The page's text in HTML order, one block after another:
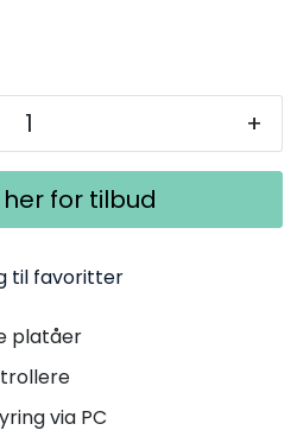
+
her for tilbud
til favoritter
platåer
via PC